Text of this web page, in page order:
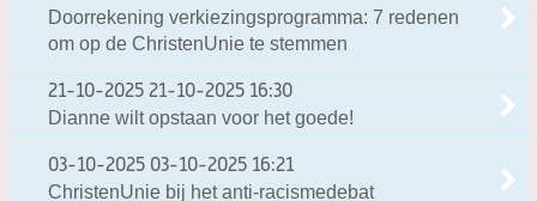
Zoeken:
Doorrekening verkiezingsprogramma: 7 redenen
om op de ChristenUnie te stemmen
21-10-2025 21-10-2025 16:30
Dianne wilt opstaan voor het goede!
03-10-2025 03-10-2025 16:21
ChristenUnie bij het anti-racismedebat